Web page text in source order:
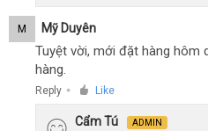
M Mỹ Duyên
Tuyệt vời, mới đặt hàng hôm
hàng.
Reply ● Like
Cẩm Tú ADMIN